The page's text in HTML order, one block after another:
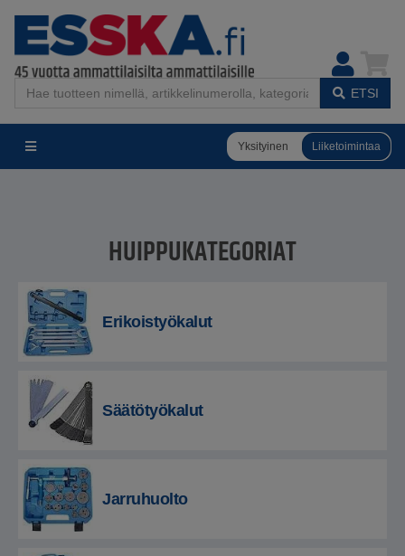
ETSI
Yksityinen Liiketoimintaa
HUIPPUKATEGORIAT
Erikoistyökalut
Säätötyökalut
Jarruhuolto